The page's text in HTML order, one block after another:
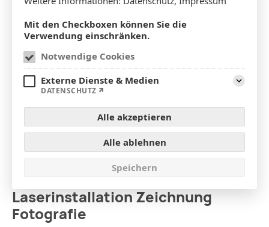
Laserinstallation Zeichnung
Fotografie
Mit den Checkboxen können Sie die
Verwendung einschränken.
Notwendige Cookies
Externe Dienste & Medien
DATENSCHUTZ
Alle akzeptieren
Alle ablehnen
Speichern